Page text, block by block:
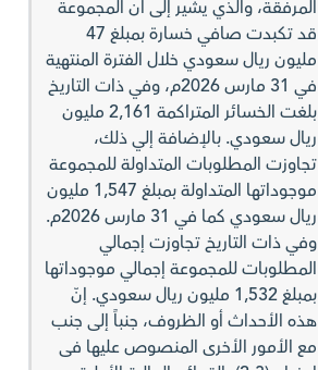
المرفقة، والذي يشير إلى أن المجموعة
قد تكبدت صافي خسارة بمبلغ 47
مليون ريال سعودي خلال الفترة المنتهية
في 31 مارس 2026م، وفي ذات التاريخ
بلغت الخسائر المتراكمة 2,161 مليون
ريال سعودي. بالإضافة إلي ذلك،
تجاوزت المطلوبات المتداولة للمجموعة
موجوداتها المتداولة بمبلغ 1,547 مليون
ريال سعودي كما في 31 مارس 2026م.
وفي ذات التاريخ تجاوزت إجمالي
المطلوبات للمجموعة إجمالي موجوداتها
بمبلغ 1,532 مليون ريال سعودي. إنّ
هذه الأحداث أو الظروف، جنباً إلى جنب
مع الأمور الأخرى المنصوص عليها فى